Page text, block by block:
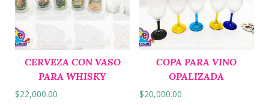
CERVEZA CON VASO
PARA WHISKY
$22,000.00
COPA PARA VINO
OPALIZADA
$20,000.00